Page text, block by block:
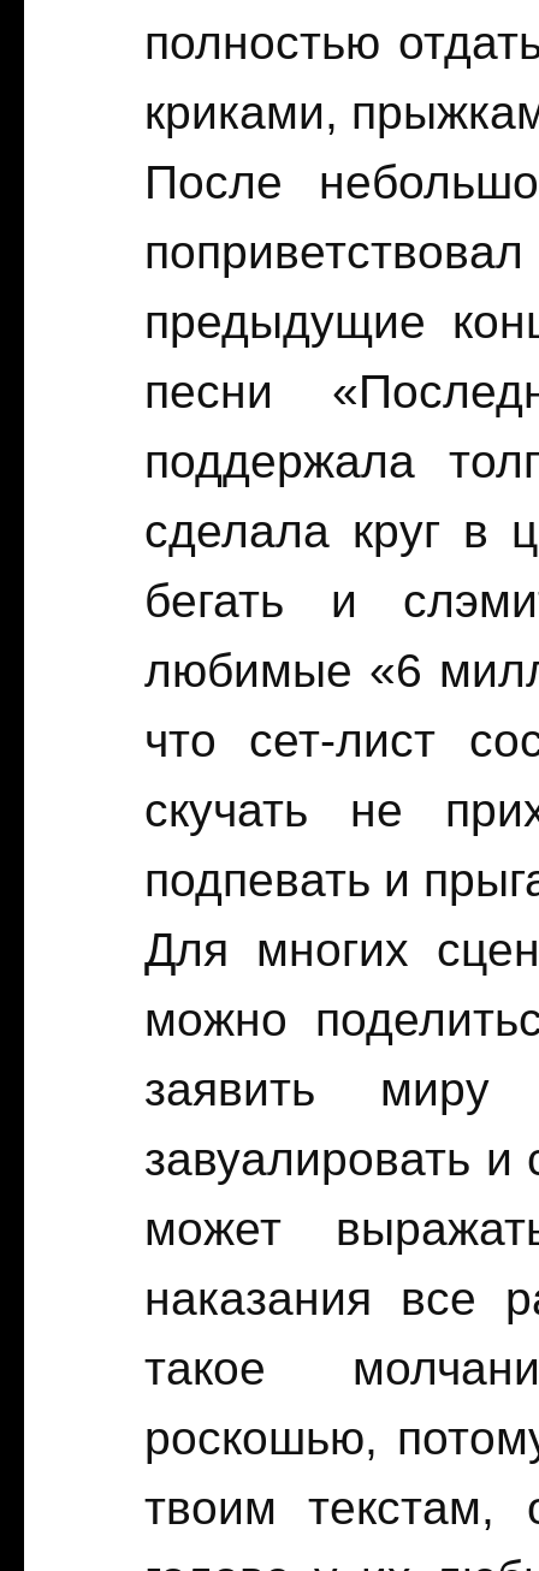
полностью
криками,
После
предыдущие
песни
поддержала
сделала круг в
бегать и
любимые «6
что сет-лист
скучать не
подпевать и
Для многих
можно
заявить миру
завуалировать
может
наказания все
такое
роскошью,
твоим текстам,